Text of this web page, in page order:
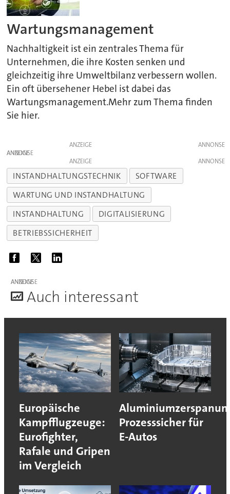
Wartungsmanagement
Nachhaltigkeit ist ein zentrales Thema für
Unternehmen, die ihre Kosten senken und
gleichzeitig ihre Umweltbilanz verbessern wollen.
Ein oft übersehener Hebel ist dabei das
Wartungsmanagement.Mehr zum Thema finden
Sie hier.
ANZEIGE
ANZEIGE
ANZEIGE
INSTANDHALTUNGSTECHNIK
SOFTWARE
WARTUNG UND INSTANDHALTUNG
INSTANDHALTUNG
DIGITALISIERUNG
BETRIEBSSICHERHEIT
ANZEIGE
Auch interessant
Europäische
Kampfflugzeuge:
Eurofighter,
Rafale und Gripen
im Vergleich
Prozesssicher für
E-Autos